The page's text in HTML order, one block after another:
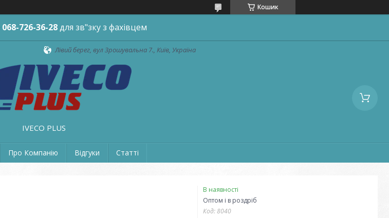
Кошик
068-726-36-28для зв"зку з фахівцем
Лівий берег, вул Зрошувальна 7., Київ, Україна
IVECO PLUS
Про Компанію Відгуки Статті
В наявності
Оптом і в роздріб
Код:8040